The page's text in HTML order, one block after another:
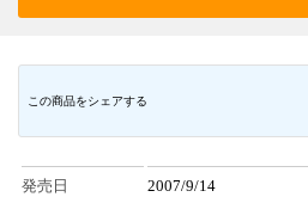
この商品をシェアする
発売日 2007/9/14